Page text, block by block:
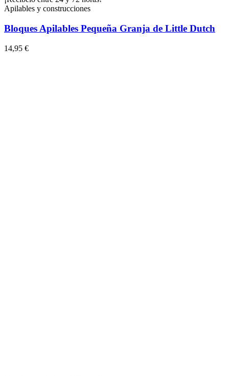
Apilables y construcciones
Bloques Apilables Pequeña Granja de Little Dutch
14,95 €